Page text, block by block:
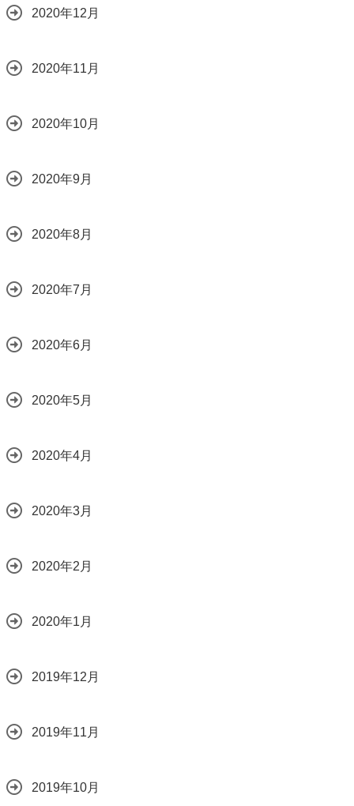
2020年12月
2020年11月
2020年10月
2020年9月
2020年8月
2020年7月
2020年6月
2020年5月
2020年4月
2020年3月
2020年2月
2020年1月
2019年12月
2019年11月
2019年10月